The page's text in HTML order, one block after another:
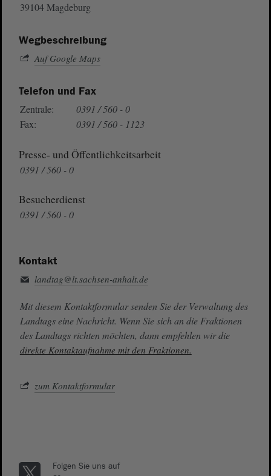
39104 Magdeburg
Wegbeschreibung
Auf Google Maps
Telefon und Fax
Zentrale:
0391 / 560 - 0
Fax:
0391 / 560 - 1123
Presse- und Öffentlichkeitsarbeit
0391 / 560 - 0
Besucherdienst
0391 / 560 - 0
Kontakt
landtag@lt.sachsen-anhalt.de
Mit diesem Kontaktformular senden Sie der Verwaltung des
Landtags eine Nachricht. Wenn Sie sich an die Fraktionen
des Landtags richten möchten, dann empfehlen wir die
direkte Kontaktaufnahme mit den Fraktionen.
zum Kontaktformular
Folgen Sie uns auf